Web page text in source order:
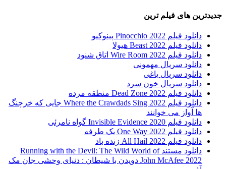
جدیدترین های فیلم ترین
دانلود فیلم Pinocchio 2022 پینوکیو
دانلود فیلم Beast 2022 هیولا
دانلود فیلم Wire Room 2022 اتاق شنود
دانلود سریال مهمونی
دانلود سریال یاغی
دانلود سریال خون سرد
دانلود فیلم 2022 Dead Zone منطقه مرده
دانلود فیلم Where the Crawdads Sing 2022 جایی که خرچنگ
ها آواز می خوانند
دانلود فیلم 2020 Invisible Evidence گواه نامرئی
دانلود فیلم One Way 2022 یک طرفه
دانلود فیلم All Hail 2022 زنده باد
دانلود مستند Running with the Devil: The Wild World of
John McAfee 2022 دویدن با شیطان : دنیای وحشی جان مک